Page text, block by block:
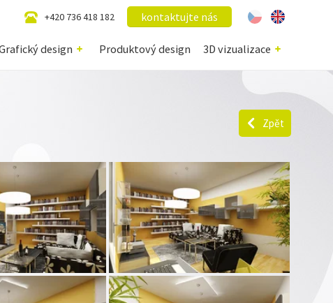
design Produktový design 3D vizualizace
+420 736 418 182 kontaktujte nás
Zpět